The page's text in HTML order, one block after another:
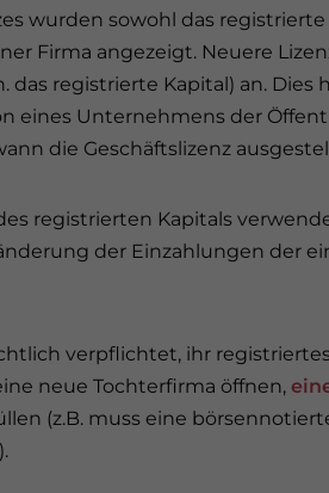
wurden sowohl das registrierte
Firma angezeigt. Neuere
das registrierte Kapital) an. Dies
eines Unternehmens der
die Geschäftslizenz
registrierten Kapitals
der Einzahlungen der
verpflichtet, ihr
neue Tochterfirma öffnen,
(z.B. muss eine